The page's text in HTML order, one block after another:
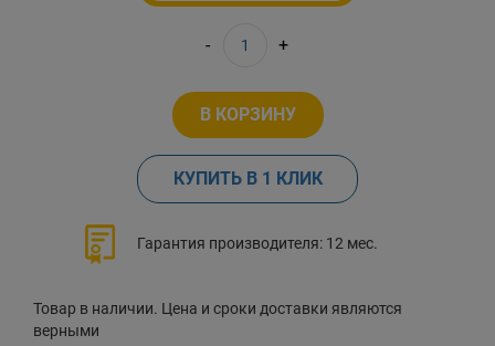
- +
В КОРЗИНУ
КУПИТЬ В 1 КЛИК
Гарантия производителя: 12 мес.
Товар в наличии. Цена и сроки доставки являются
верными